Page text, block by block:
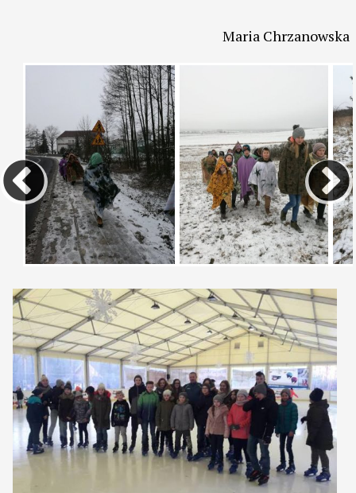
Maria Chrzanowska